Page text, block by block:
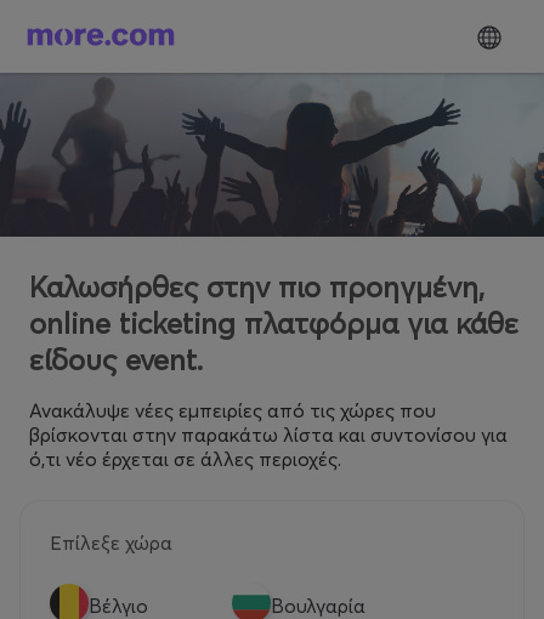
Καλωσήρθες στην πιο προηγμένη,
online ticketing πλατφόρμα για κάθε
είδους event.
Ανακάλυψε νέες εμπειρίες από τις χώρες που
βρίσκονται στην παρακάτω λίστα και συντονίσου για
ό,τι νέο έρχεται σε άλλες περιοχές.
Επίλεξε χώρα
Βέλγιο Βουλγαρία